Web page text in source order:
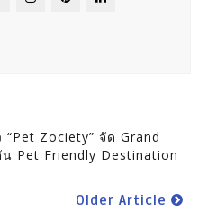
Zociety” จัด Grand
Pet Friendly Destination
Older Article